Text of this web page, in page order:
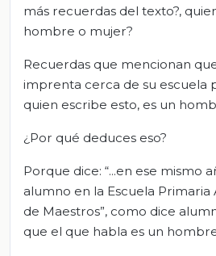
más recuerdas del texto?,
hombre o mujer?
Recuerdas que mencionan
imprenta cerca de su escuela
quien escribe esto, es un
¿Por qué deduces eso?
Porque dice: “...en ese mismo
alumno en la Escuela Primaria
de Maestros”, como dice
que el que habla es un